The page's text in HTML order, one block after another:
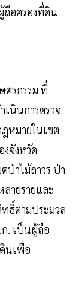
ถือครองที่ดิน
ตรกรรม ที่
นินการตรวจ
หมายในเขต
จังหวัด
ป่าไม้ถาวร ป่า
ายรายและ
ธิ์ตามประมวล
. เป็นผู้ถือ
นเพื่อ